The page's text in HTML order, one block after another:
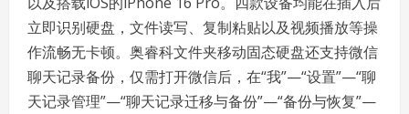
立即识别硬盘，文件读写、复制粘贴以及视频播放等操
作流畅无卡顿。奥睿科文件夹移动固态硬盘还支持微信
聊天记录备份，仅需打开微信后，在“我”—“设置”—“聊
天记录管理”—“聊天记录迁移与备份”—“备份与恢复”—